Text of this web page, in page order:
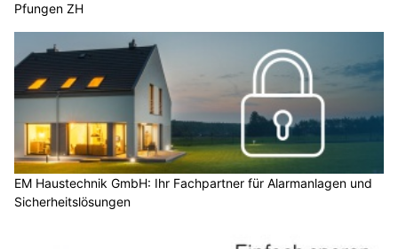
Pfungen ZH
EM Haustechnik GmbH: Ihr Fachpartner für Alarmanlagen und
Sicherheitslösungen